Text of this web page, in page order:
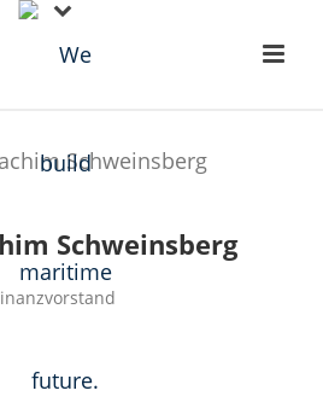
Schweinsberg